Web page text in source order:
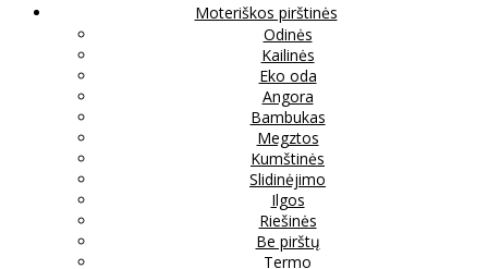
Moteriškos pirštinės
Odinės
Kailinės
Eko oda
Angora
Bambukas
Megztos
Kumštinės
Slidinėjimo
Ilgos
Riešinės
Be pirštų
Termo